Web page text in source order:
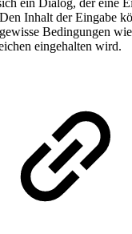
ein Dialog, der eine
Inhalt der Eingabe
Bedingungen
eingehalten wird.